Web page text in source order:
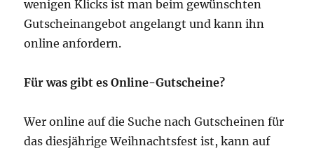
weni­gen Klicks ist man beim gewünsch­ten
Gut­schein­an­ge­bot ange­langt und kann ihn
online anfordern.
Für was gibt es Online-Gutscheine?
Wer online auf die Suche nach Gut­schei­nen für
das dies­jäh­ri­ge Weih­nachts­fest ist, kann auf